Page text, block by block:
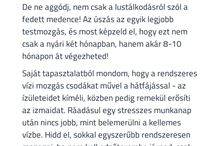
De ne aggódj, nem csak a lustálkodásról szól a
fedett medence! Az úszás az egyik legjobb
testmozgás, és most képzeld el, hogy ezt nem
csak a nyári két hónapban, hanem akár 8-10
hónapon át végezheted!
Saját tapasztalatból mondom, hogy a rendszeres
vízi mozgás csodákat művel a hátfájással - az
ízületeidet kíméli, közben pedig remekül erősíti
az izmaidat. Ráadásul egy stresszes munkanap
után nincs jobb, mint belemerülni a kellemes
vízbe. Hidd el, sokkal egyszerűbb rendszeresen